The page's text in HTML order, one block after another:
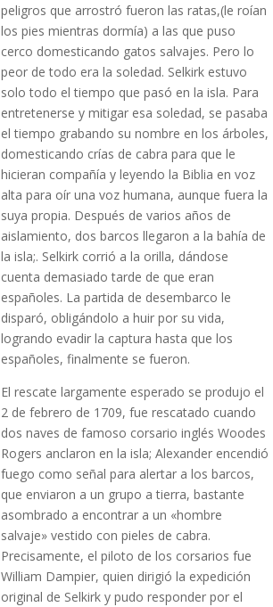
peligros que arrostró fueron las ratas,(le roían
los pies mientras dormía) a las que puso
cerco domesticando gatos salvajes. Pero lo
peor de todo era la soledad. Selkirk estuvo
solo todo el tiempo que pasó en la isla. Para
entretenerse y mitigar esa soledad, se pasaba
el tiempo grabando su nombre en los árboles,
domesticando crías de cabra para que le
hicieran compañía y leyendo la Biblia en voz
alta para oír una voz humana, aunque fuera la
suya propia. Después de varios años de
aislamiento, dos barcos llegaron a la bahía de
la isla;. Selkirk corrió a la orilla, dándose
cuenta demasiado tarde de que eran
españoles. La partida de desembarco le
disparó, obligándolo a huir por su vida,
logrando evadir la captura hasta que los
españoles, finalmente se fueron.
El rescate largamente esperado se produjo el
2 de febrero de 1709, fue rescatado cuando
dos naves de famoso corsario inglés Woodes
Rogers anclaron en la isla; Alexander encendió
fuego como señal para alertar a los barcos,
que enviaron a un grupo a tierra, bastante
asombrado a encontrar a un «hombre
salvaje» vestido con pieles de cabra.
Precisamente, el piloto de los corsarios fue
William Dampier, quien dirigió la expedición
original de Selkirk y pudo responder por el